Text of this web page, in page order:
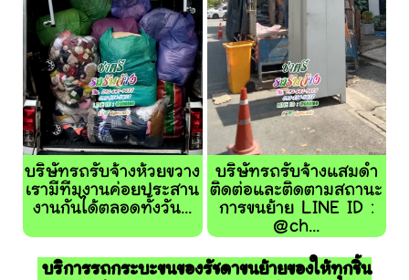
บริษัทรถรับจ้างห้วยขวาง
เรามีทีมงานค่อยประสาน
งานกันได้ตลอดทั้งวัน...
บริษัทรถรับจ้างแสมดำ
ติดต่อและติดตามสถานะ
การขนย้าย LINE ID :
@ch...
บริการรถกระบะขนของรัชดาขนย้ายของให้ทุกชิ้น